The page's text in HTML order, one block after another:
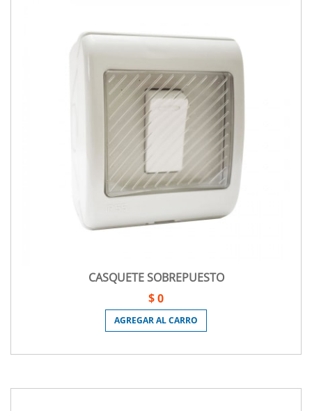
CASQUETE SOBREPUESTO
$ 0
AGREGAR AL CARRO